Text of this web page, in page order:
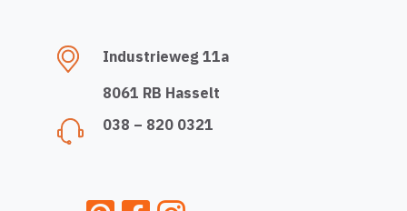
Industrieweg 11a
8061 RB Hasselt
038 – 820 0321